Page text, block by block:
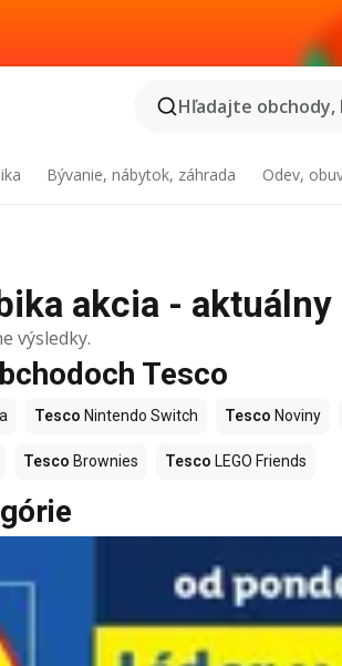
Hľadajte
Bývanie, nábytok, záhrada Odev,
akcia -
výsledky.
Tesco
Tesco Nintendo Switch Tesco Noviny
Tesco Brownies Tesco LEGO Friends